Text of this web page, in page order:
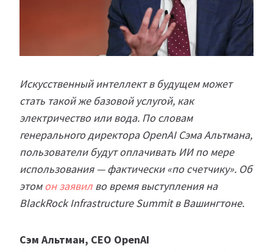
Искусственный интеллект в будущем может
стать такой же базовой услугой, как
электричество или вода. По словам
генерального директора OpenAI Сэма Альтмана,
пользователи будут оплачивать ИИ по мере
использования — фактически «по счетчику». Об
этомон заявил во время выступления на
BlackRock Infrastructure Summit в Вашингтоне.
Сэм Альтман, CEO OpenAI